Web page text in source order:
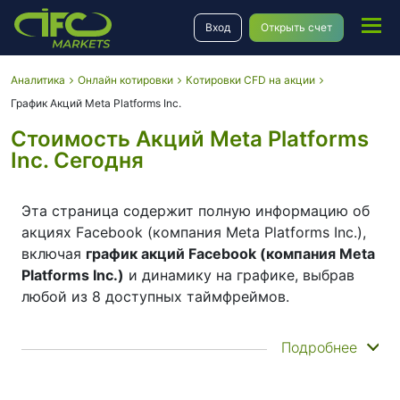
Вход Открыть счет
Аналитика Онлайн котировки
Котировки CFD на акции
График Акций Meta Platforms Inc.
Стоимость Акций Meta Platforms
Inc. Сегодня
Эта страница содержит полную информацию об
акциях Facebook (компания Meta Platforms Inc.),
включая график акций Facebook (компания Meta
Platforms Inc.) и динамику на графике, выбрав
любой из 8 доступных таймфреймов.
Перемещая начало и конец тайм-фрейма на
Подробнее